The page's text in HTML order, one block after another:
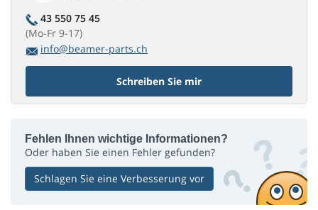
43 550 75 45
(Mo-Fr 9-17)
info@beamer-parts.ch
Schreiben Sie mir
Fehlen Ihnen wichtige Informationen?
Oder haben Sie einen Fehler gefunden?
Schlagen Sie eine Verbesserung vor